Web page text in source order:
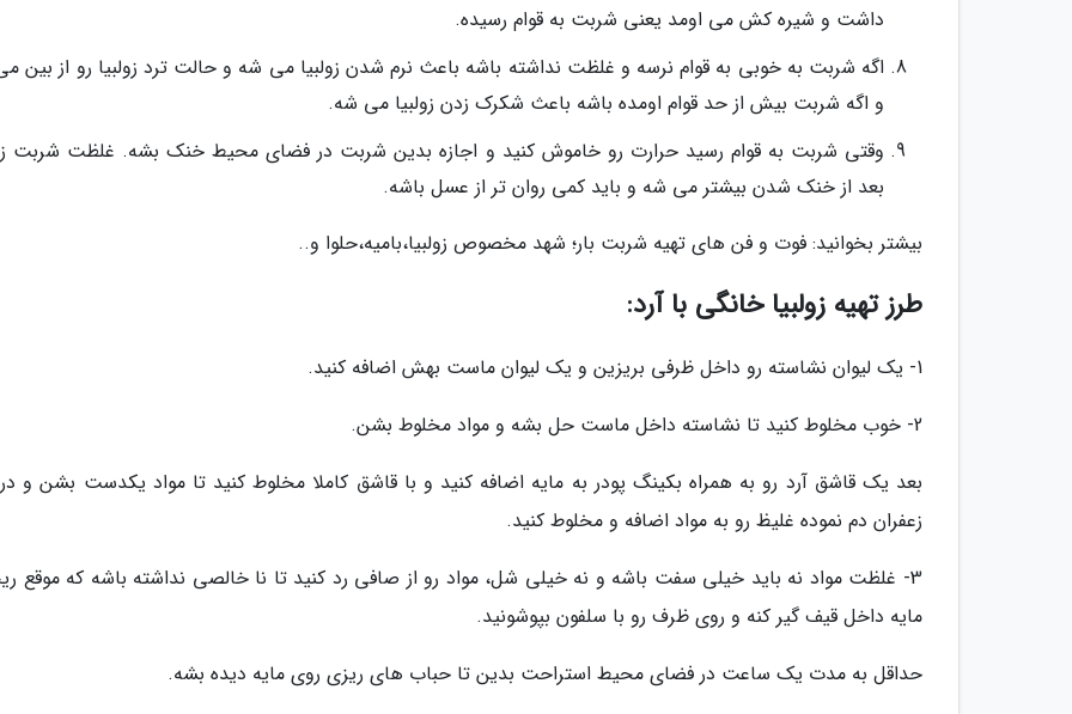
داشت و شیره کش می اومد یعنی شربت به قوام رسیده.
اگه شربت به خوبی به قوام نرسه و غلظت نداشته باشه باعث نرم شدن زولبیا می شه و حالت ترد زولبیا رو از بین
و اگه شربت بیش از حد قوام اومده باشه باعث شکرک زدن زولبیا می شه.
وقتی شربت به قوام رسید حرارت رو خاموش کنید و اجازه بدین شربت در فضای محیط خنک بشه. غلظت شربت
بعد از خنک شدن بیشتر می شه و باید کمی روان تر از عسل باشه.
بیشتر بخوانید: فوت و فن های تهیه شربت بار؛ شهد مخصوص زولبیا،بامیه،حلوا و..
طرز تهیه زولبیا خانگی با آرد:
1- یک لیوان نشاسته رو داخل ظرفی بریزین و یک لیوان ماست بهش اضافه کنید.
2- خوب مخلوط کنید تا نشاسته داخل ماست حل بشه و مواد مخلوط بشن.
بعد یک قاشق آرد رو به همراه بکینگ پودر به مایه اضافه کنید و با قاشق کاملا مخلوط کنید تا مواد یکدست بشن و
زعفران دم نموده غلیظ رو به مواد اضافه و مخلوط کنید.
3- غلظت مواد نه باید خیلی سفت باشه و نه خیلی شل، مواد رو از صافی رد کنید تا نا خالصی نداشته باشه که موقع
مایه داخل قیف گیر کنه و روی ظرف رو با سلفون بپوشونید.
حداقل به مدت یک ساعت در فضای محیط استراحت بدین تا حباب های ریزی روی مایه دیده بشه.